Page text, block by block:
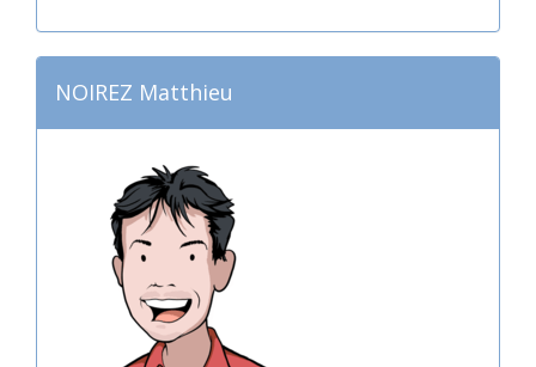
NOIREZ Matthieu